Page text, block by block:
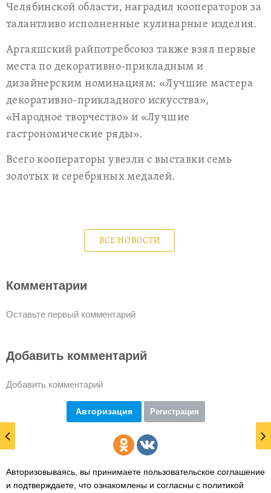
Челябинской области, наградил кооператоров за
талантливо исполненные кулинарные изделия.
Аргаяшский райпотребсоюз также взял первые
места по декоративно-прикладным и
дизайнерским номинациям: «Лучшие мастера
декоративно-прикладного искусства»,
«Народное творчество» и «Лучшие
гастрономические ряды».
Всего кооператоры увезли с выставки семь
золотых и серебряных медалей.
ВСЕ НОВОСТИ
Комментарии
Оставьте первый комментарий
Добавить комментарий
Добавить комментарий
Авторизация Регистрация
Авторизовываясь, вы принимаете пользовательское соглашение
и подтверждаете, что ознакомлены и согласны с политикой